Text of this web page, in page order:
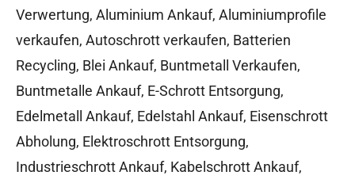
Verwertung, Aluminium Ankauf, Aluminiumprofile
verkaufen, Autoschrott verkaufen, Batterien
Recycling, Blei Ankauf, Buntmetall Verkaufen,
Buntmetalle Ankauf, E-Schrott Entsorgung,
Edelmetall Ankauf, Edelstahl Ankauf, Eisenschrott
Abholung, Elektroschrott Entsorgung,
Industrieschrott Ankauf, Kabelschrott Ankauf,